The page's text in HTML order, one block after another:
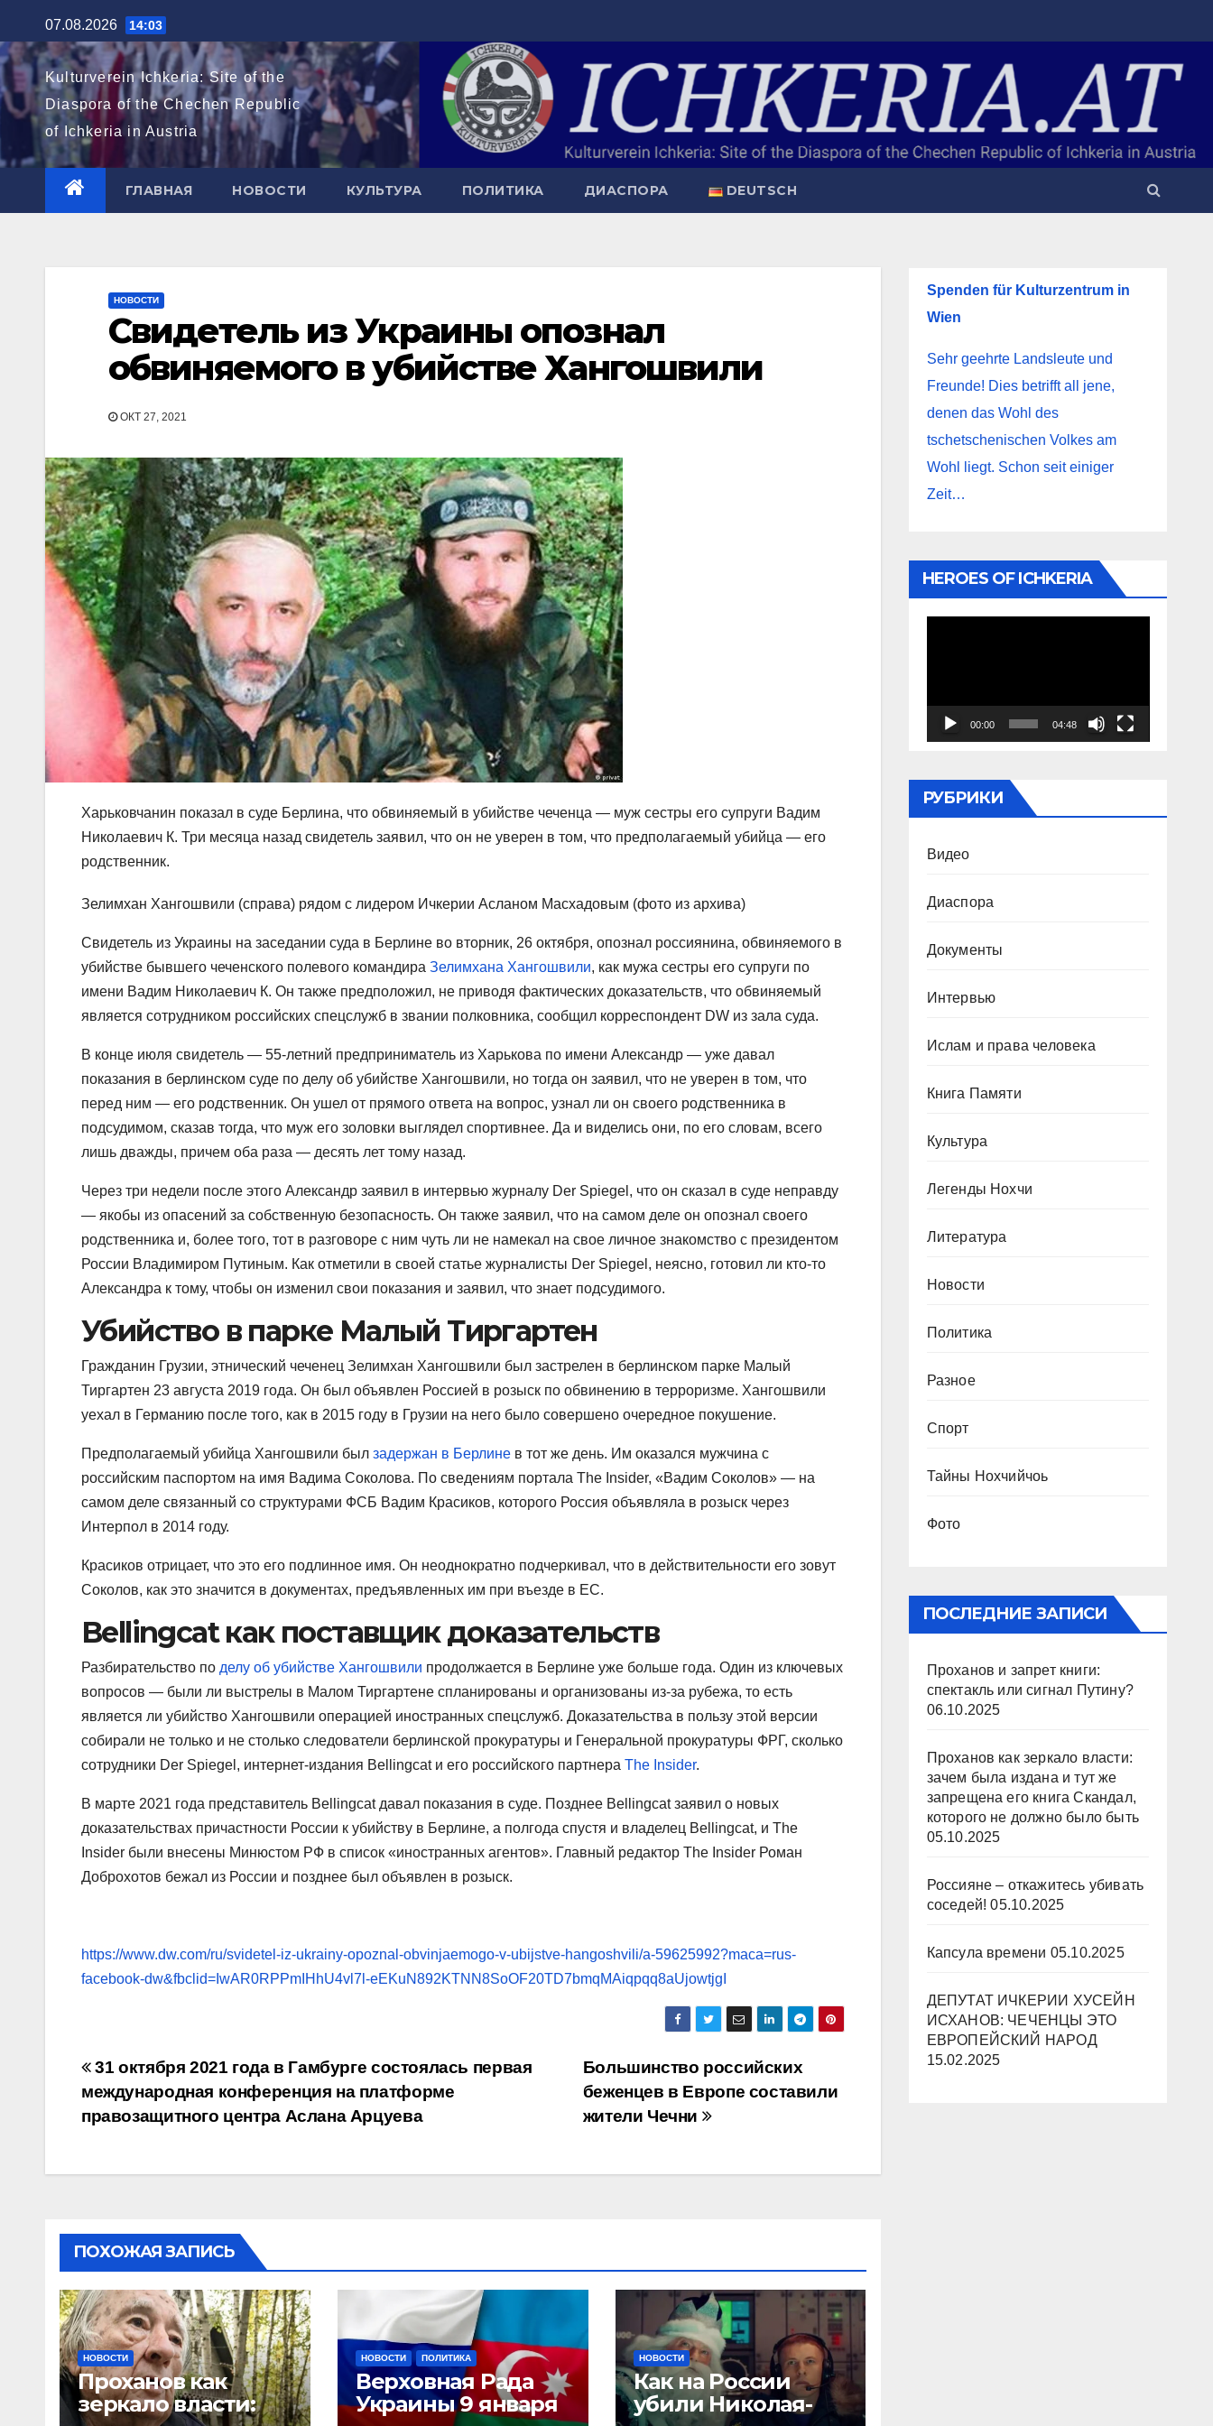
к
содержимому
07.08.2026 14:03
Kulturverein Ichkeria: Site of the
Diaspora of the Chechen Republic
of Ichkeria in Austria
ГЛАВНАЯ НОВОСТИ КУЛЬТУРА ПОЛИТИКА ДИАСПОРА DEUTSCH
НОВОСТИ
Свидетель из Украины опознал
обвиняемого в убийстве Хангошвили
ОКТ 27, 2021
Харьковчанин показал в суде Берлина, что обвиняемый в убийстве чеченца — муж сестры его супруги Вадим
Николаевич К. Три месяца назад свидетель заявил, что он не уверен в том, что предполагаемый убийца — его
родственник.
Зелимхан Хангошвили (справа) рядом с лидером Ичкерии Асланом Масхадовым (фото из архива)
Свидетель из Украины на заседании суда в Берлине во вторник, 26 октября, опознал россиянина, обвиняемого в
убийстве бывшего чеченского полевого командира Зелимхана Хангошвили, как мужа сестры его супруги по
имени Вадим Николаевич К. Он также предположил, не приводя фактических доказательств, что обвиняемый
является сотрудником российских спецслужб в звании полковника, сообщил корреспондент DW из зала суда.
В конце июля свидетель — 55-летний предприниматель из Харькова по имени Александр — уже давал
показания в берлинском суде по делу об убийстве Хангошвили, но тогда он заявил, что не уверен в том, что
перед ним — его родственник. Он ушел от прямого ответа на вопрос, узнал ли он своего родственника в
подсудимом, сказав тогда, что муж его золовки выглядел спортивнее. Да и виделись они, по его словам, всего
лишь дважды, причем оба раза — десять лет тому назад.
Через три недели после этого Александр заявил в интервью журналу Der Spiegel, что он сказал в суде неправду
— якобы из опасений за собственную безопасность. Он также заявил, что на самом деле он опознал своего
родственника и, более того, тот в разговоре с ним чуть ли не намекал на свое личное знакомство с президентом
России Владимиром Путиным. Как отметили в своей статье журналисты Der Spiegel, неясно, готовил ли кто-то
Александра к тому, чтобы он изменил свои показания и заявил, что знает подсудимого.
Убийство в парке Малый Тиргартен
Гражданин Грузии, этнический чеченец Зелимхан Хангошвили был застрелен в берлинском парке Малый
Тиргартен 23 августа 2019 года. Он был объявлен Россией в розыск по обвинению в терроризме. Хангошвили
уехал в Германию после того, как в 2015 году в Грузии на него было совершено очередное покушение.
Предполагаемый убийца Хангошвили был задержан в Берлине в тот же день. Им оказался мужчина с
российским паспортом на имя Вадима Соколова. По сведениям портала The Insider, «Вадим Соколов» — на
самом деле связанный со структурами ФСБ Вадим Красиков, которого Россия объявляла в розыск через
Интерпол в 2014 году.
Красиков отрицает, что это его подлинное имя. Он неоднократно подчеркивал, что в действительности его зовут
Соколов, как это значится в документах, предъявленных им при въезде в ЕС.
Bellingcat как поставщик доказательств
Разбирательство по делу об убийстве Хангошвили продолжается в Берлине уже больше года. Один из ключевых
вопросов — были ли выстрелы в Малом Тиргартене спланированы и организованы из-за рубежа, то есть
является ли убийство Хангошвили операцией иностранных спецслужб. Доказательства в пользу этой версии
собирали не только и не столько следователи берлинской прокуратуры и Генеральной прокуратуры ФРГ, сколько
сотрудники Der Spiegel, интернет-издания Bellingcat и его российского партнера The Insider.
В марте 2021 года представитель Bellingcat давал показания в суде. Позднее Bellingcat заявил о новых
доказательствах причастности России к убийству в Берлине, а полгода спустя и владелец Bellingcat, и The
Insider были внесены Минюстом РФ в список «иностранных агентов». Главный редактор The Insider Роман
Доброхотов бежал из России и позднее был объявлен в розыск.
https://www.dw.com/ru/svidetel-iz-ukrainy-opoznal-obvinjaemogo-v-ubijstve-hangoshvili/a-59625992?maca=rus-
facebook-dw&fbclid=IwAR0RPPmIHhU4vl7l-eEKuN892KTNN8SoOF20TD7bmqMAiqpqq8aUjowtjgI
Навигация
по
записям
Большинство российских
беженцев в Европе составили
жители Чечни
31 октября 2021 года в Гамбурге состоялась первая
международная конференция на платформе
правозащитного центра Аслана Арцуева
ПОХОЖАЯ ЗАПИСЬ
НОВОСТИ
Проханов как
зеркало власти:
НОВОСТИ ПОЛИТИКА
Верховная Рада
Украины 9 января
НОВОСТИ
Как на России
убили Николая-
Spenden für Kulturzentrum in
Wien
Sehr geehrte Landsleute und
Freunde! Dies betrifft all jene,
denen das Wohl des
tschetschenischen Volkes am
Wohl liegt. Schon seit einiger
Zeit…
HEROES OF ICHKERIA
00:00 04:48
РУБРИКИ
Видео
Диаспора
Документы
Интервью
Ислам и права человека
Книга Памяти
Культура
Легенды Нохчи
Литература
Новости
Политика
Разное
Спорт
Тайны Нохчийчоь
Фото
ПОСЛЕДНИЕ ЗАПИСИ
Проханов и запрет книги:
спектакль или сигнал Путину?
06.10.2025
Проханов как зеркало власти:
зачем была издана и тут же
запрещена его книга Скандал,
которого не должно было быть
05.10.2025
Россияне – откажитесь убивать
соседей! 05.10.2025
Капсула времени 05.10.2025
ДЕПУТАТ ИЧКЕРИИ ХУСЕЙН
ИСХАНОВ: ЧЕЧЕНЦЫ ЭТО
ЕВРОПЕЙСКИЙ НАРОД
15.02.2025